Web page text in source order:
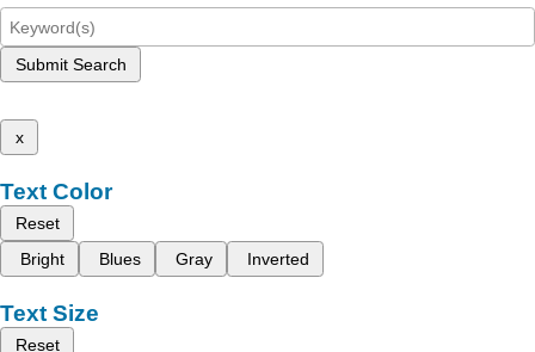
Submit Search
x
Text Color
Reset
Bright
Blues Gray Inverted
Text Size
Reset